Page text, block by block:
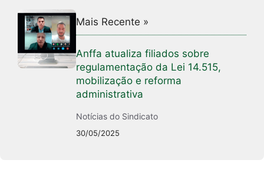
Mais Recente »
Anffa atualiza filiados sobre
regulamentação da Lei 14.515,
mobilização e reforma
administrativa
Notícias do Sindicato
30/05/2025